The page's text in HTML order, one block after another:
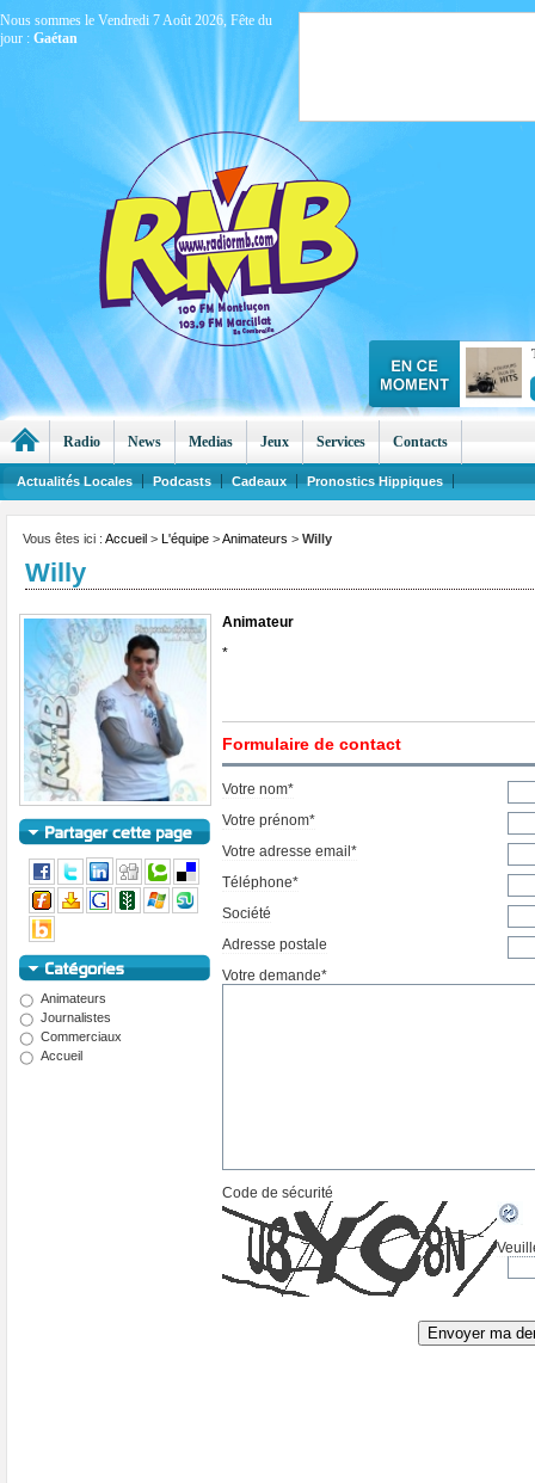
Vous êtes ici : Accueil > L'équipe >Animateurs > Willy
Willy
Animateur
*
Formulaire de contact
Votre nom*
Votre prénom*
Votre adresse email*
Téléphone*
Société
Adresse postale
Votre demande*
Code de sécurité
Animateurs
Journalistes
Commerciaux
Accueil
Radio News Medias Jeux Services Contacts
Actualités Locales Podcasts Cadeaux Pronostics Hippiques
Nous sommes le Vendredi 7 Août 2026, Fête du
jour : Gaétan